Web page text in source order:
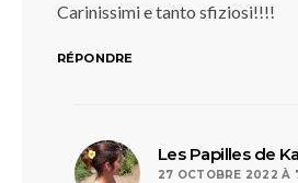
Carinissimi e tanto sfiziosi!!!!
RÉPONDRE
Les Papilles de
27 OCTOBRE 2022 À